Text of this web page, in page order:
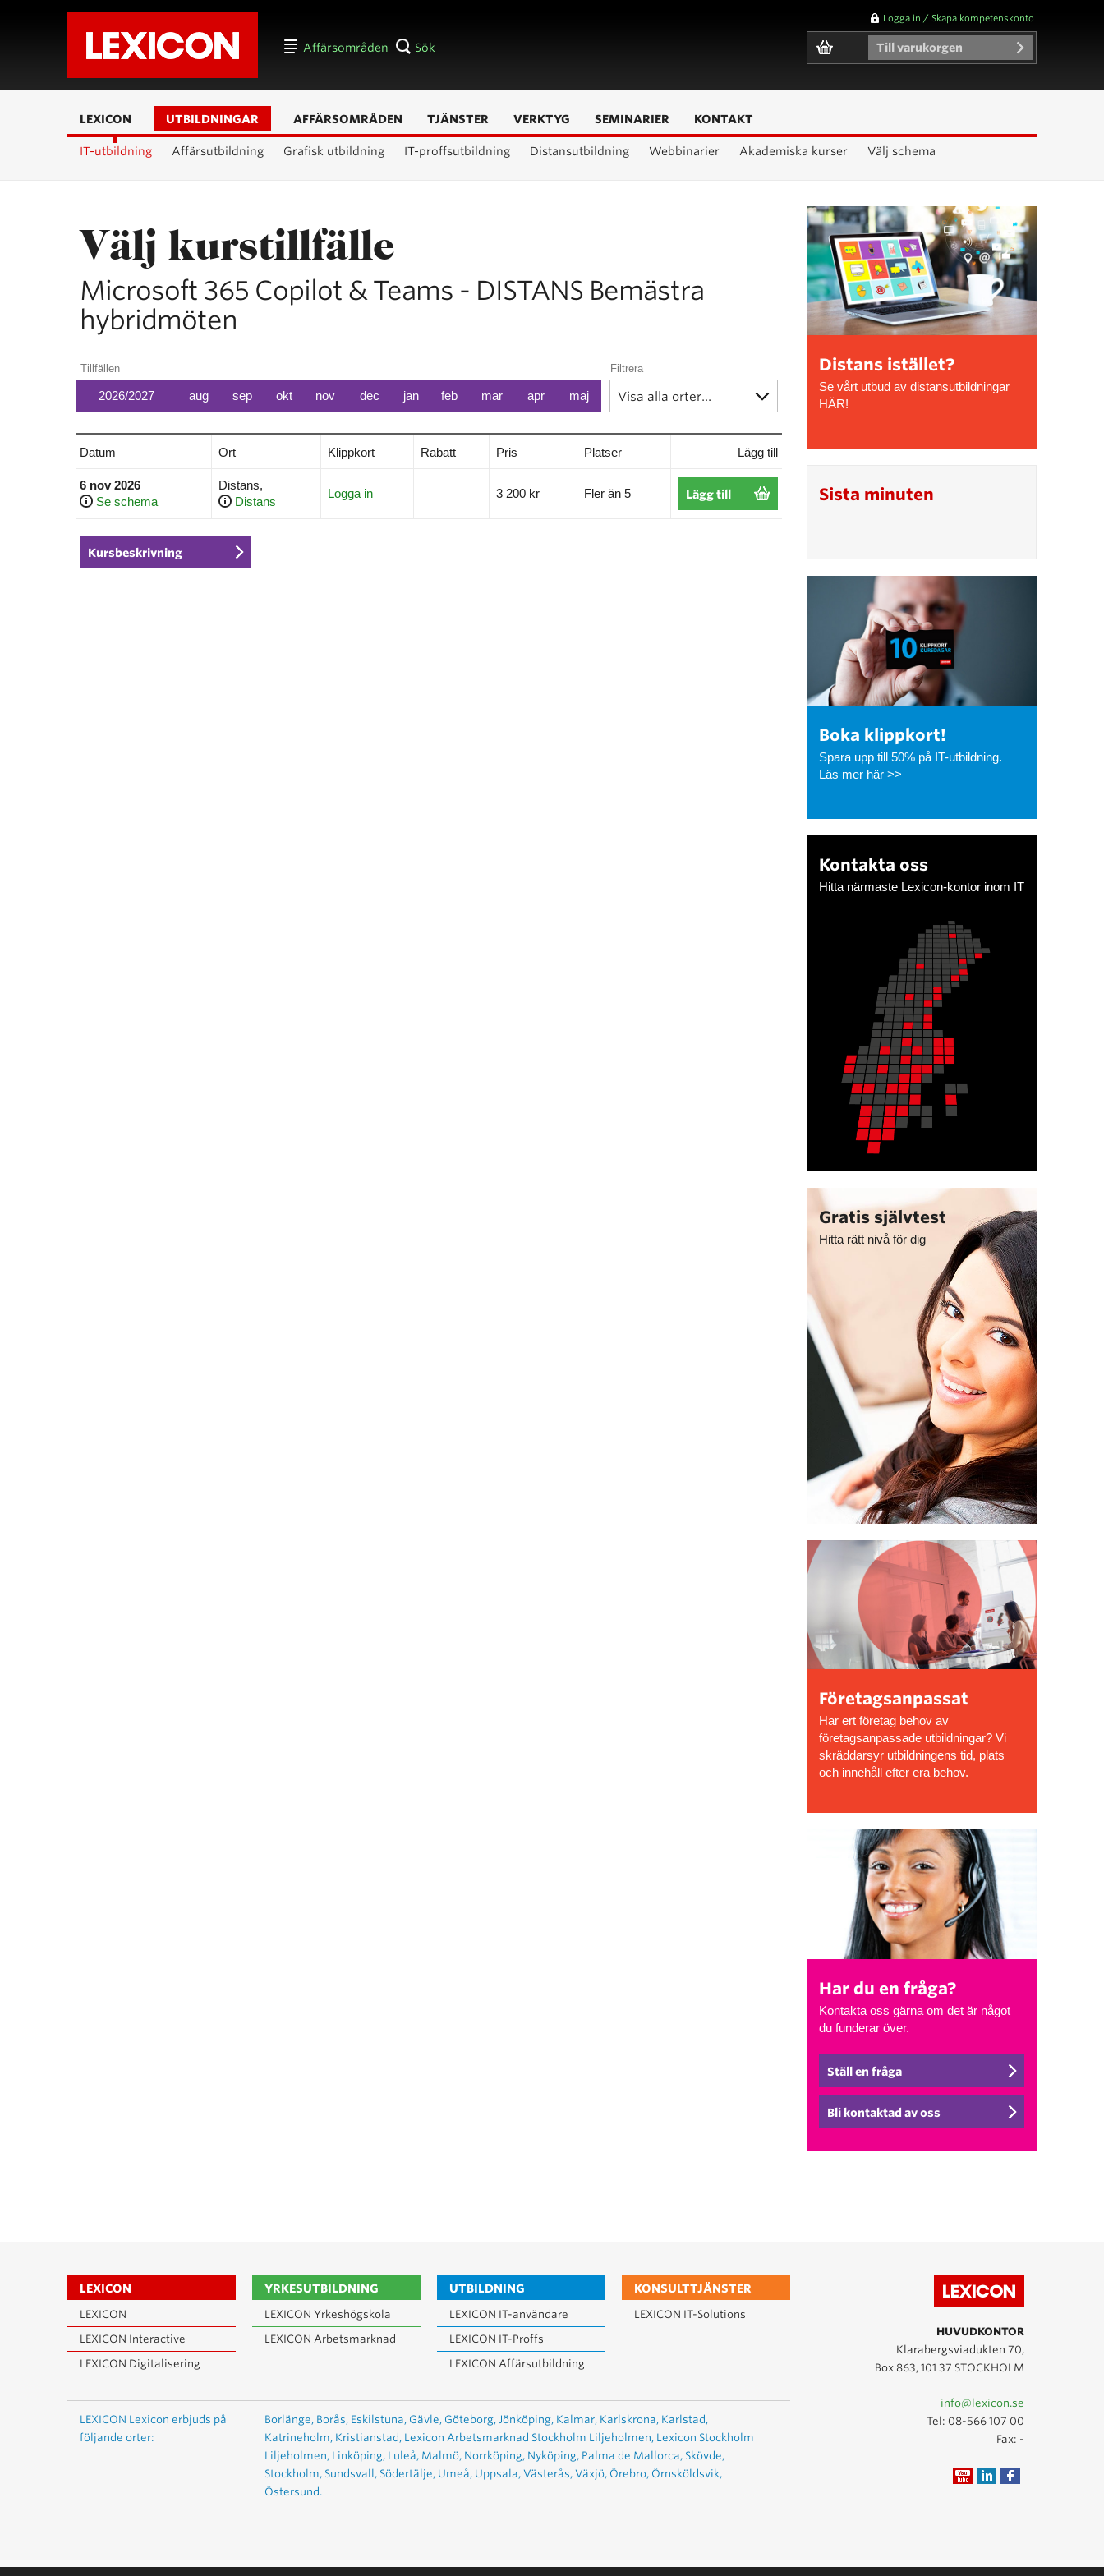
Affärsområden Sök
Logga in / Skapa kompetenskonto
Till varukorgen
LEXICON UTBILDNINGAR
IT-utbildning Affärsutbildning Grafisk utbildning IT-proffsutbildning Distansutbildning Webbinarier Akademiska kurser Välj schema
AFFÄRSOMRÅDEN TJÄNSTER VERKTYG SEMINARIER KONTAKT
Välj kurstillfälle
Microsoft 365 Copilot & Teams - DISTANS Bemästra
hybridmöten
Tillfällen
2026/2027 aug sep okt nov dec jan feb mar apr maj
Filtrera
Datum Ort Klippkort Rabatt Pris Platser Lägg till
6 nov 2026
Se schema
Distans,
Distans
Logga in 3 200 kr Fler än 5 Lägg till
Kursbeskrivning
Distans istället?
Se vårt utbud av distansutbildningar
HÄR!
Sista minuten
Boka klippkort!
Spara upp till 50% på IT-utbildning.
Läs mer här >>
Kontakta oss
Hitta närmaste Lexicon-kontor inom IT
Gratis självtest
Hitta rätt nivå för dig
Företagsanpassat
Har ert företag behov av
företagsanpassade utbildningar? Vi
skräddarsyr utbildningens tid, plats
och innehåll efter era behov.
Har du en fråga?
Kontakta oss gärna om det är något
du funderar över.
Ställ en fråga
Bli kontaktad av oss
LEXICON
LEXICON
LEXICON Interactive
LEXICON Digitalisering
YRKESUTBILDNING
LEXICON Yrkeshögskola
LEXICON Arbetsmarknad
UTBILDNING
LEXICON IT-användare
LEXICON IT-Proffs
LEXICON Affärsutbildning
KONSULTTJÄNSTER
LEXICON IT-Solutions
LEXICON Lexicon erbjuds på
följande orter:
Borlänge, Borås, Eskilstuna, Gävle, Göteborg, Jönköping, Kalmar, Karlskrona, Karlstad,
Katrineholm, Kristianstad, Lexicon Arbetsmarknad Stockholm Liljeholmen, Lexicon Stockholm
Liljeholmen, Linköping, Luleå, Malmö, Norrköping, Nyköping, Palma de Mallorca, Skövde,
Stockholm, Sundsvall, Södertälje, Umeå, Uppsala, Västerås, Växjö, Örebro, Örnsköldsvik,
Östersund.
HUVUDKONTOR
Klarabergsviadukten 70,
Box 863, 101 37 STOCKHOLM
info@lexicon.se
Tel: 08-566 107 00
Fax: -